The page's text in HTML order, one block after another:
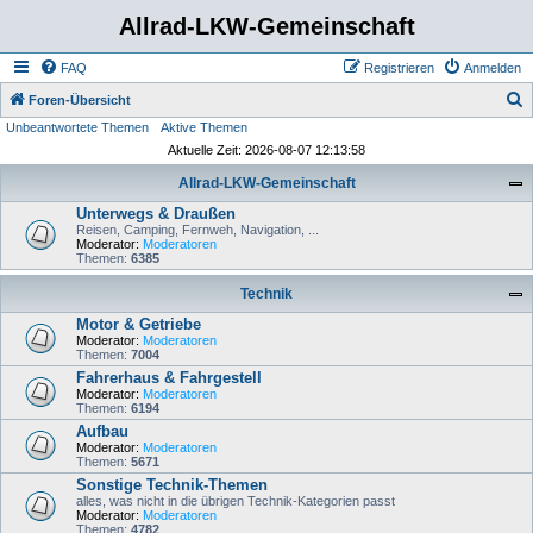
Allrad-LKW-Gemeinschaft
FAQ Anmelden
Registrieren
Foren-Übersicht
Unbeantwortete Themen
Aktive Themen
Aktuelle Zeit: 2026-08-07 12:13:58
Allrad-LKW-Gemeinschaft
Unterwegs & Draußen
Reisen, Camping, Fernweh, Navigation, ...
Moderator: Moderatoren
Themen: 6385
Technik
Motor & Getriebe
Moderator: Moderatoren
Themen: 7004
Fahrerhaus & Fahrgestell
Moderator: Moderatoren
Themen: 6194
Aufbau
Moderator: Moderatoren
Themen: 5671
Sonstige Technik-Themen
alles, was nicht in die übrigen Technik-Kategorien passt
Moderator: Moderatoren
Themen: 4782